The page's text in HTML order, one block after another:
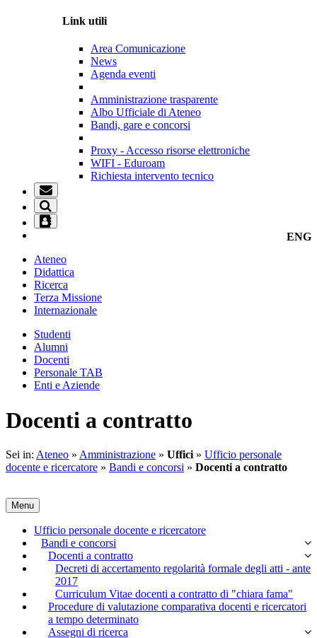
Link utili
Area Comunicazione
News
Agenda eventi
Amministrazione trasparente
Albo Ufficiale di Ateneo
Bandi, gare e concorsi
Proxy - Accesso risorse elettroniche
WIFI - Eduroam
Richiesta intervento tecnico
ENG
Ateneo
Didattica
Ricerca
Terza Missione
Internazionale
Studenti
Alumni
Docenti
Personale TAB
Enti e Aziende
Docenti a contratto
Sei in: Ateneo » Amministrazione » Uffici » Ufficio personale
docente e ricercatore » Bandi e concorsi » Docenti a contratto
Menu
Ufficio personale docente e ricercatore
Bandi e concorsi
Docenti a contratto
Decreti di accertamento regolarità formale degli atti - ante
2017
Curriculum Vitae docenti a contratto di "chiara fama"
Procedure di valutazione comparativa docenti e ricercatori
a tempo determinato
Assegni di ricerca